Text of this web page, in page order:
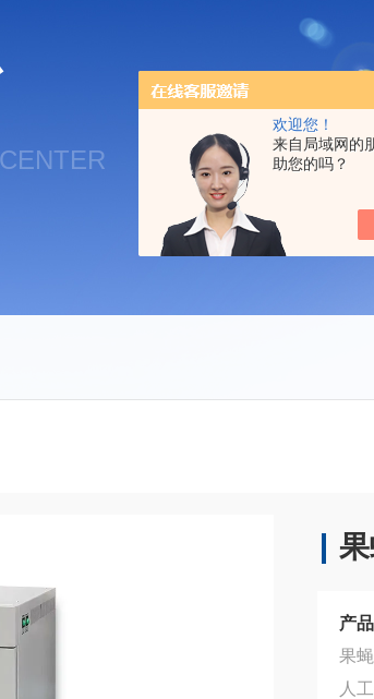
欢迎您！
来自局域网的
助您的吗？
产
果
人